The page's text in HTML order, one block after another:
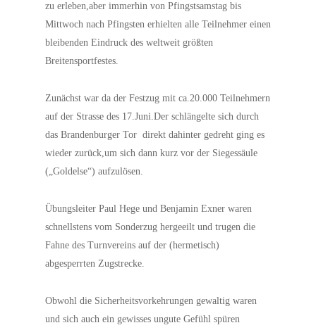
zu erleben,aber immerhin von Pfingstsamstag bis
Mittwoch nach Pfingsten erhielten alle Teilnehmer einen
bleibenden Eindruck des weltweit größten
Breitensportfestes.
Zunächst war da der Festzug mit ca.20.000 Teilnehmern
auf der Strasse des 17.Juni.Der schlängelte sich durch
das Brandenburger Tor direkt dahinter gedreht ging es
wieder zurück,um sich dann kurz vor der Siegessäule
(„Goldelse“) aufzulösen.
Übungsleiter Paul Hege und Benjamin Exner waren
schnellstens vom Sonderzug hergeeilt und trugen die
Fahne des Turnvereins auf der (hermetisch)
abgesperrten Zugstrecke.
Obwohl die Sicherheitsvorkehrungen gewaltig waren
und sich auch ein gewisses ungute Gefühl spüren